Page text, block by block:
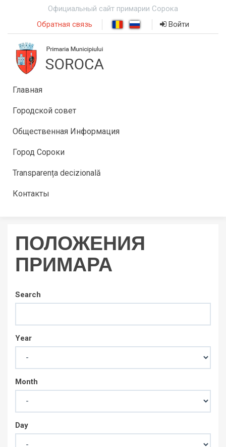
Официальный сайт примарии Сорока
Обратная связь
Войти
Главная
Городской совет
Общественная Информация
Город Сороки
Transparența decizională
Контакты
ПОЛОЖЕНИЯ
ПРИМАРА
Search
Year
Month
Day